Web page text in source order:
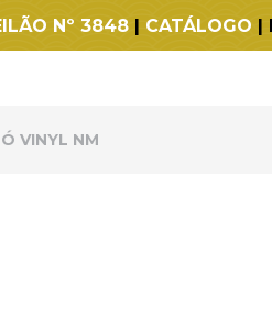
Nº 3848 | CATÁLOGO |
VINYL NM